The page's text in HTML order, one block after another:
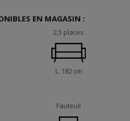
EN MAGASIN :
2,5 places
L. 182 cm
Fauteuil